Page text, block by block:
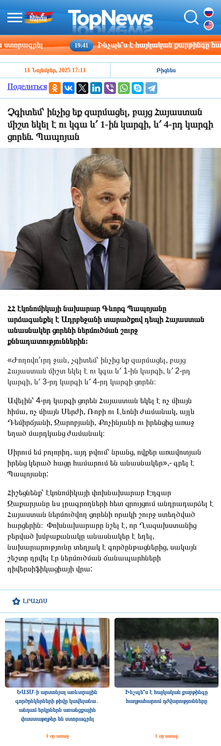
19:41 Ինչպե՞ս է հայկական քարթինգը
ԼՐԱՀՈՍ
ԵԱՏՄ-ի արտոնյալ առևտրային
գործընկերների թիվը կավելանա․
անդամ երկրներն առանցքային
փաստաթղթեր են ստորագրել
1 օր առաջ
Ինչպե՞ս է հայկական քարթինգը
հաղթահարում դժվարությունները
1 օր առաջ
11 Նոյեմբեր, 2025 17:11 Բիզնես
Поделиться
Չգիտեմ՝ ինչից եք զարմացել, բայց Հայաստան
միշտ եկել է ու կգա և՛ 1-ին կարգի, և՛ 4-րդ կարգի
ցորեն. Պապոյան
ՀՀ էկոնոմիկայի նախարար Գևորգ Պապոյանը
արձագանքել է Ադրբեջանի տարածքով դեպի Հայաստան
անասնակեր ցորենի ներմուծման շուրջ
քննադատություններին:
«Ժողովո՛ւրդ ջան, չգիտեմ՝ ինչից եք զարմացել, բայց
Հայաստան միշտ եկել է ու կգա և՛ 1-ին կարգի, և՛ 2-րդ
կարգի, և՛ 3-րդ կարգի և՛ 4-րդ կարգի ցորեն։
Ավելին՝ 4-րդ կարգի ցորեն Հայաստան եկել է ոչ միայն
հիմա, ոչ միայն Սերժի, Ռոբի ու Լևոնի ժամանակ, այլև
Դեմիրճյանի, Զարոբյանի, Քոչինյանի ու իրենցից առաջ
եղած մարդկանց ժամանակ։
Սիրում եմ բոլորիդ, այդ թվում՝ նրանց, ովքեր առավոտյան
իրենց կերած հացը համարում են անասնակեր»,- գրել է
Պապոյանը:
Հիշեցնենք՝ էկոնոմիկայի փոխնախարար Էդգար
Զաքարյանը ևս լրագրողների հետ զրույցում անդրադարձել է
Հայաստան ներմուծվող ցորենի որակի շուրջ ստեղծված
հարցերին։ Փոխնախարարը նշել է, որ Ղազախստանից
բերված խմբաքանակը անասնակեր է եղել,
նախարարությունը տեղյակ է գործընթացներից, սակայն
շեշտը դրվել էր ներմուծման ճանապարհների
դիվերսիֆիկացիայի վրա: